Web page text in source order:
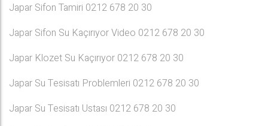
Japar Sifon Tamiri 0212 678 20 30
Japar Sifon Su Kaçırıyor Video 0212 678 20 30
Japar Klozet Su Kaçırıyor 0212 678 20 30
Japar Su Tesisatı Problemleri 0212 678 20 30
Japar Su Tesisatı Ustası 0212 678 20 30